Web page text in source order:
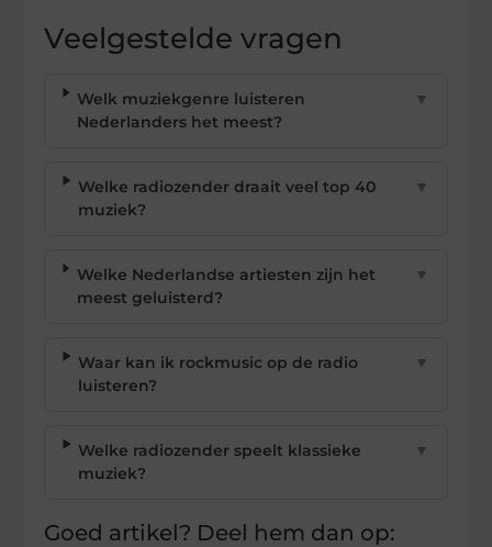
Veelgestelde vragen
Welk muziekgenre luisteren
Nederlanders het meest?
▼
Welke radiozender draait veel top 40
muziek?
▼
Welke Nederlandse artiesten zijn het
meest geluisterd?
▼
Waar kan ik rockmusic op de radio
luisteren?
▼
Welke radiozender speelt klassieke
muziek?
▼
Goed artikel? Deel hem dan op: